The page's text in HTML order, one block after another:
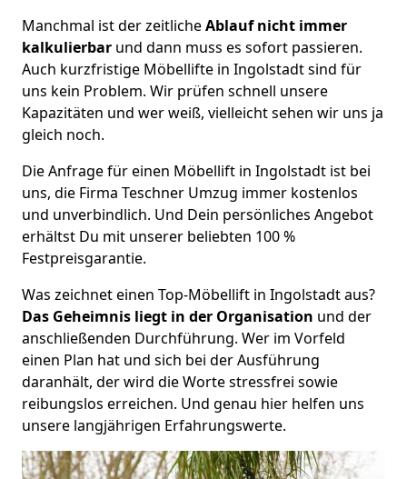
Manchmal ist der zeitlicheAblauf nicht immer
kalkulierbar und dann muss es sofort passieren.
Auch kurzfristige Möbellifte in Ingolstadt sind für
uns kein Problem. Wir prüfen schnell unsere
Kapazitäten und wer weiß, vielleicht sehen wir uns ja
gleich noch.
Die Anfrage für einen Möbellift in Ingolstadt ist bei
uns, die Firma Teschner Umzug immer kostenlos
und unverbindlich. Und Dein persönliches Angebot
erhältst Du mit unserer beliebten 100 %
Festpreisgarantie.
Was zeichnet einen Top-Möbellift in Ingolstadt aus?
Das Geheimnis liegt in der Organisation und der
anschließenden Durchführung. Wer im Vorfeld
einen Plan hat und sich bei der Ausführung
daranhält, der wird die Worte stressfrei sowie
reibungslos erreichen. Und genau hier helfen uns
unsere langjährigen Erfahrungswerte.